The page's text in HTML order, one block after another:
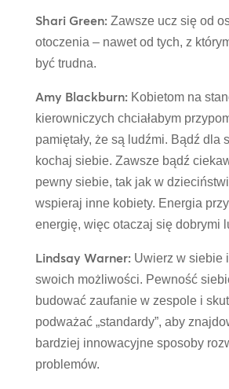
Shari Green:Zawsze ucz się od
otoczenia – nawet od tych, z
być trudna.
Amy Blackburn:Kobietom na
kierowniczych chciałabym
pamiętały, że są ludźmi. Bądź dla
kochaj siebie. Zawsze bądź
pewny siebie, tak jak w
wspieraj inne kobiety. Energia
energię, więc otaczaj się dobrymi
Lindsay Warner:Uwierz w siebie
swoich możliwości. Pewność
budować zaufanie w zespole i
podważać „standardy”, aby
bardziej innowacyjne sposoby
problemów.